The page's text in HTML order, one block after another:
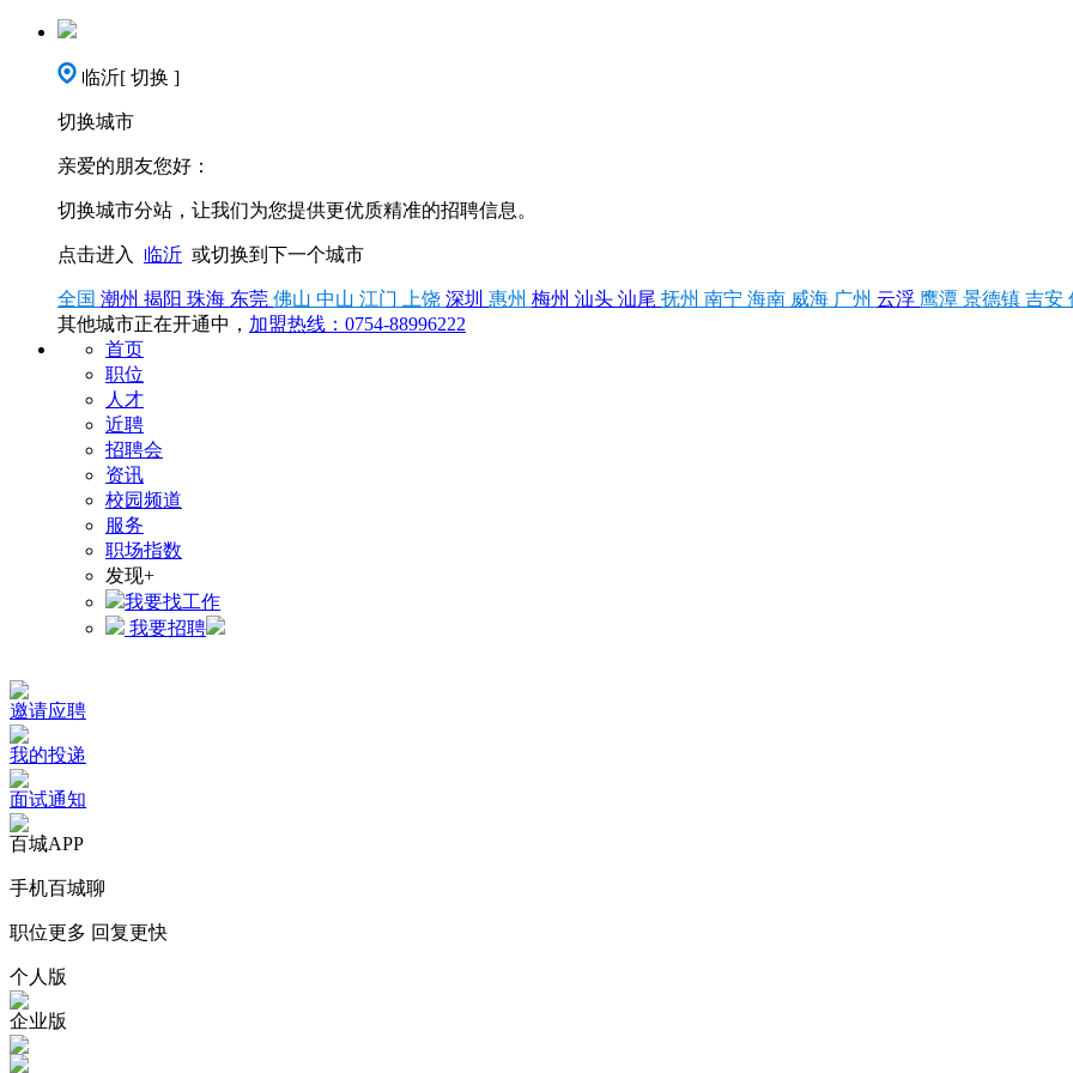
临沂[ 切换 ]
切换城市
亲爱的朋友您好：
切换城市分站，让我们为您提供更优质精准的招聘信息。
点击进入 临沂 或切换到下一个城市
全国 潮州 揭阳 珠海 东莞 佛山 中山 江门 上饶 深圳 惠州 梅州 汕头 汕尾 抚州 南宁 海南 威海 广州 云浮 鹰潭 景德镇 吉安
其他城市正在开通中， 加盟热线：0754-88996222
首页
职位
人才
近聘
招聘会
资讯
校园频道
服务
职场指数
发现+
我要找工作
我要招聘
邀请应聘
我的投递
面试通知
百城APP
手机百城聊
职位更多 回复更快
个人版
企业版